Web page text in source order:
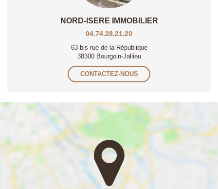
NORD-ISERE IMMOBILIER
04.74.28.21.20
63 bis rue de la République
38300 Bourgoin-Jallieu
CONTACTEZ-NOUS